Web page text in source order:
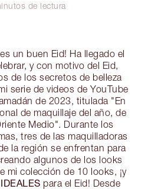
de lectura
un buen Eid! Ha llegado el
y con motivo del Eid,
de los secretos de belleza
serie de videos de YouTube
de 2023, titulada "En
de maquillaje del año, de
Medio". Durante los
tres de las maquilladoras
la región se enfrentan para
algunos de los looks
mi colección de 10 looks, ¡y
IDEALES para el Eid! Desde